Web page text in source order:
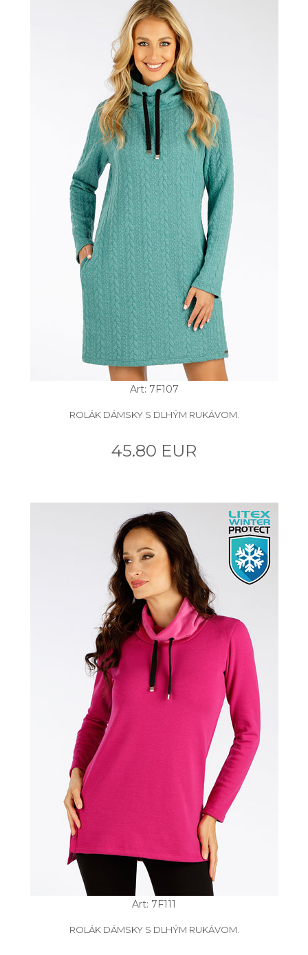
Art: 7F107
ROLÁK DÁMSKY S DLHÝM RUKÁVOM.
45.80 EUR
Art: 7F111
ROLÁK DÁMSKY S DLHÝM RUKÁVOM.